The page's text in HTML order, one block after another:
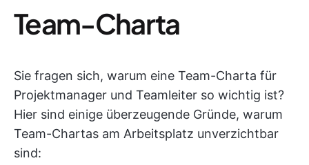
Team-Charta
Sie fragen sich, warum eine Team-Charta für
Projektmanager und Teamleiter so wichtig ist?
Hier sind einige überzeugende Gründe, warum
Team-Chartas am Arbeitsplatz unverzichtbar
sind: